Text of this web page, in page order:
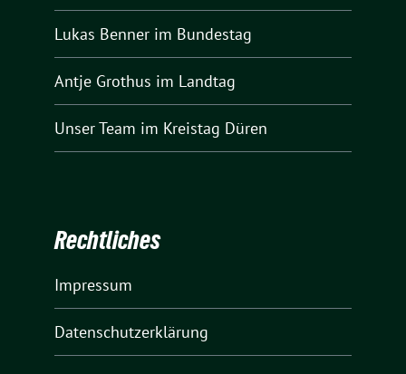
Lukas Benner im Bundestag
Antje Grothus im Landtag
Unser Team im Kreistag Düren
Rechtliches
Impressum
Datenschutzerklärung